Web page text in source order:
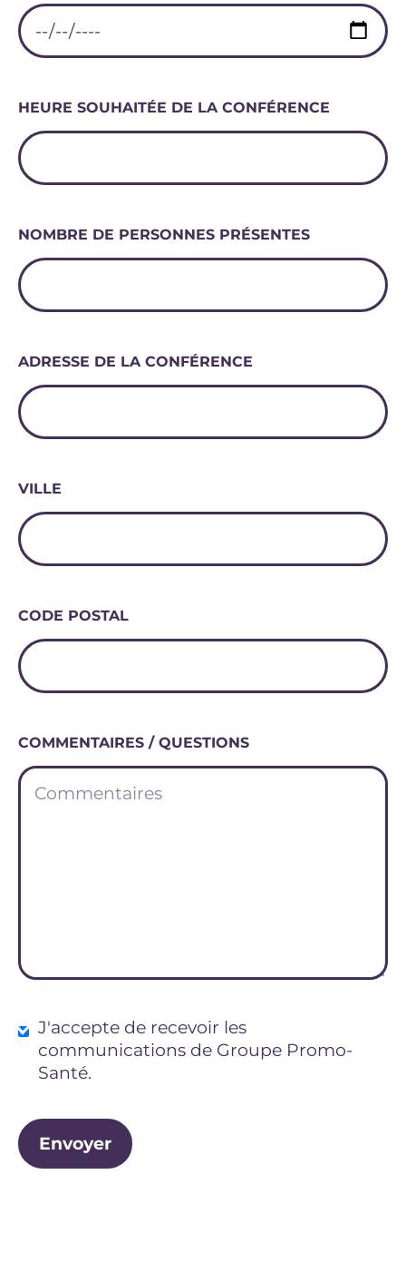
HEURE SOUHAITÉE DE LA CONFÉRENCE
NOMBRE DE PERSONNES PRÉSENTES
ADRESSE DE LA CONFÉRENCE
VILLE
CODE POSTAL
COMMENTAIRES / QUESTIONS
J'accepte de recevoir les
communications de Groupe Promo-
Santé.
Envoyer